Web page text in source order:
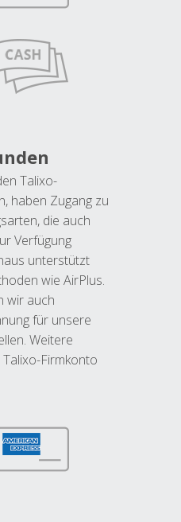
Talixo-
haben Zugang zu
die auch
Verfügung
unterstützt
wie AirPlus.
wir auch
für unsere
Weitere
Firmkonto